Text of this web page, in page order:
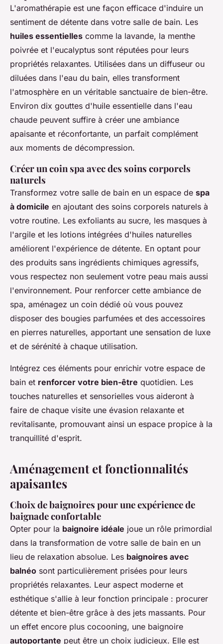
L'aromathérapie est une façon efficace d'induire un
sentiment de détente dans votre salle de bain. Les
huiles essentielles comme la lavande, la menthe
poivrée et l'eucalyptus sont réputées pour leurs
propriétés relaxantes. Utilisées dans un diffuseur ou
diluées dans l'eau du bain, elles transforment
l'atmosphère en un véritable sanctuaire de bien-être.
Environ dix gouttes d'huile essentielle dans l'eau
chaude peuvent suffire à créer une ambiance
apaisante et réconfortante, un parfait complément
aux moments de décompression.
Créer un coin spa avec des soins corporels
naturels
Transformez votre salle de bain en un espace de spa
à domicile en ajoutant des soins corporels naturels à
votre routine. Les exfoliants au sucre, les masques à
l'argile et les lotions intégrées d'huiles naturelles
améliorent l'expérience de détente. En optant pour
des produits sans ingrédients chimiques agressifs,
vous respectez non seulement votre peau mais aussi
l'environnement. Pour renforcer cette ambiance de
spa, aménagez un coin dédié où vous pouvez
disposer des bougies parfumées et des accessoires
en pierres naturelles, apportant une sensation de luxe
et de sérénité à chaque utilisation.
Intégrez ces éléments pour enrichir votre espace de
bain et renforcer votre bien-être quotidien. Les
touches naturelles et sensorielles vous aideront à
faire de chaque visite une évasion relaxante et
revitalisante, promouvant ainsi un espace propice à la
tranquillité d'esprit.
Aménagement et fonctionnalités
apaisantes
Choix de baignoires pour une expérience de
baignade confortable
Opter pour la baignoire idéale joue un rôle primordial
dans la transformation de votre salle de bain en un
lieu de relaxation absolue. Les baignoires avec
balnéo sont particulièrement prisées pour leurs
propriétés relaxantes. Leur aspect moderne et
esthétique s'allie à leur fonction principale : procurer
détente et bien-être grâce à des jets massants. Pour
un effet encore plus cocooning, une baignoire
autoportante peut être un choix judicieux. Elle est